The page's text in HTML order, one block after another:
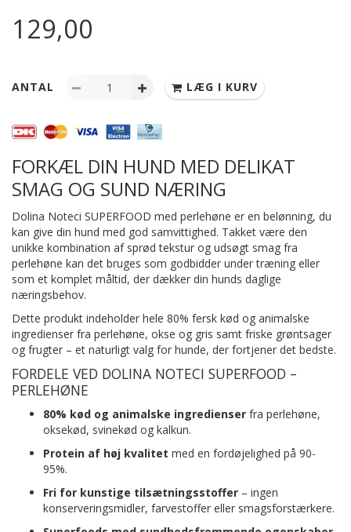
129,00
ANTAL LÆG I KURV
FORKÆL DIN HUND MED DELIKAT
SMAG OG SUND NÆRING
Dolina Noteci SUPERFOOD med perlehøne er en belønning, du
kan give din hund med god samvittighed. Takket være den
unikke kombination af sprød tekstur og udsøgt smag fra
perlehøne kan det bruges som godbidder under træning eller
som et komplet måltid, der dækker din hunds daglige
næringsbehov.
Dette produkt indeholder hele 80% fersk kød og animalske
ingredienser fra perlehøne, okse og gris samt friske grøntsager
og frugter – et naturligt valg for hunde, der fortjener det bedste.
FORDELE VED DOLINA NOTECI SUPERFOOD –
PERLEHØNE
80% kød og animalske ingredienser fra perlehøne,
oksekød, svinekød og kalkun.
Protein af høj kvalitet med en fordøjelighed på 90-
95%.
Fri for kunstige tilsætningsstoffer – ingen
konserveringsmidler, farvestoffer eller smagsforstærkere.